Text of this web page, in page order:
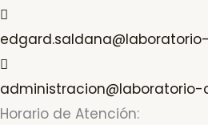
Horario de Atención: